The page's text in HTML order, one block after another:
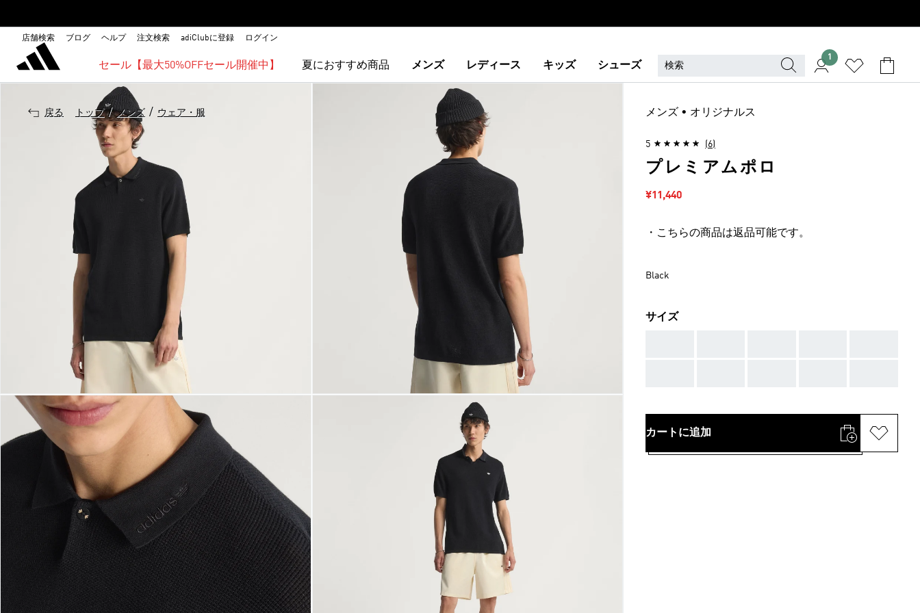
店舗検索 ブログ ヘルプ 注文検索 adiClubに登録 ログイン
セール【最大50%OFFセール開催中】 夏におすすめ商品 メンズ レディース キッズ シューズ
1
戻る トップ / メンズ / ウェア・服 メンズ • オリジナルス
5 (6)
プレミアムポロ
セール価格
¥11,440
・こちらの商品は返品可能です。
Black
サイズ
カートに追加